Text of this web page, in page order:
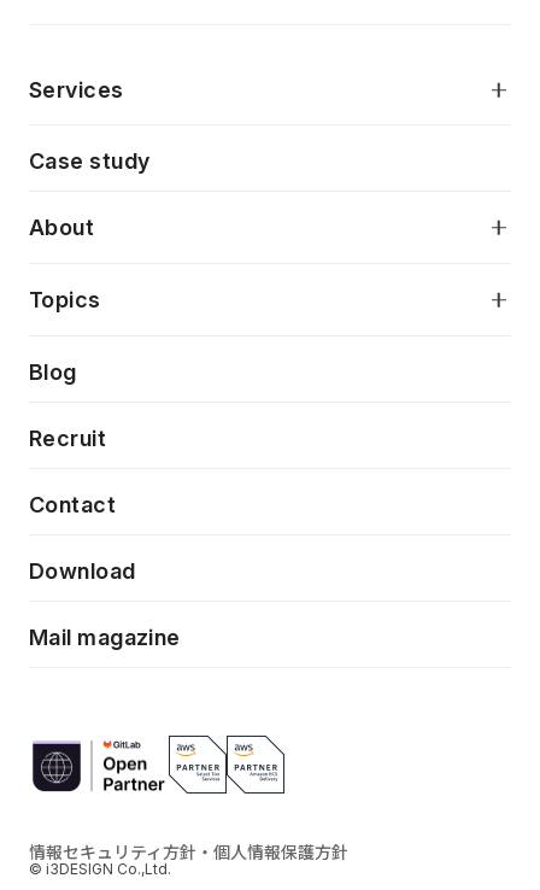
Services
AI駆動開発支援
モダナイゼーション
特徴量エンジニアリングと生成AI
デジタルプロダクトデザイン
デザインシステム構築支援
フロントエンド開発
Case study
About
当社が目指しているもの
Topics
Press release
News
Event/Seminer
Blog
Recruit
Contact
Download
Mail magazine
情報セキュリティ方針・個人情報保護方針
© i3DESIGN Co.,Ltd.